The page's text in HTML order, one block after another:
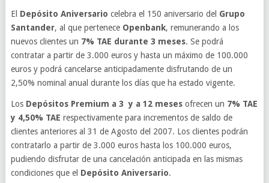
El Depósito Aniversario celebra el 150 aniversario del Grupo
Santander, al que pertenece Openbank, remunerando a los
nuevos clientes un 7% TAE durante 3 meses. Se podrá
contratar a partir de 3.000 euros y hasta un máximo de 100.000
euros y podrá cancelarse anticipadamente disfrutando de un
2,50% nominal anual durante los días que ha estado vigente.
Los Depósitos Premium a 3 y a 12 mesesofrecen un 7% TAE
y 4,50% TAE respectivamente para incrementos de saldo de
clientes anteriores al 31 de Agosto del 2007. Los clientes podrán
contratarlo a partir de 3.000 euros hasta los 100.000 euros,
pudiendo disfrutar de una cancelación anticipada en las mismas
condiciones que el Depósito Aniversario.